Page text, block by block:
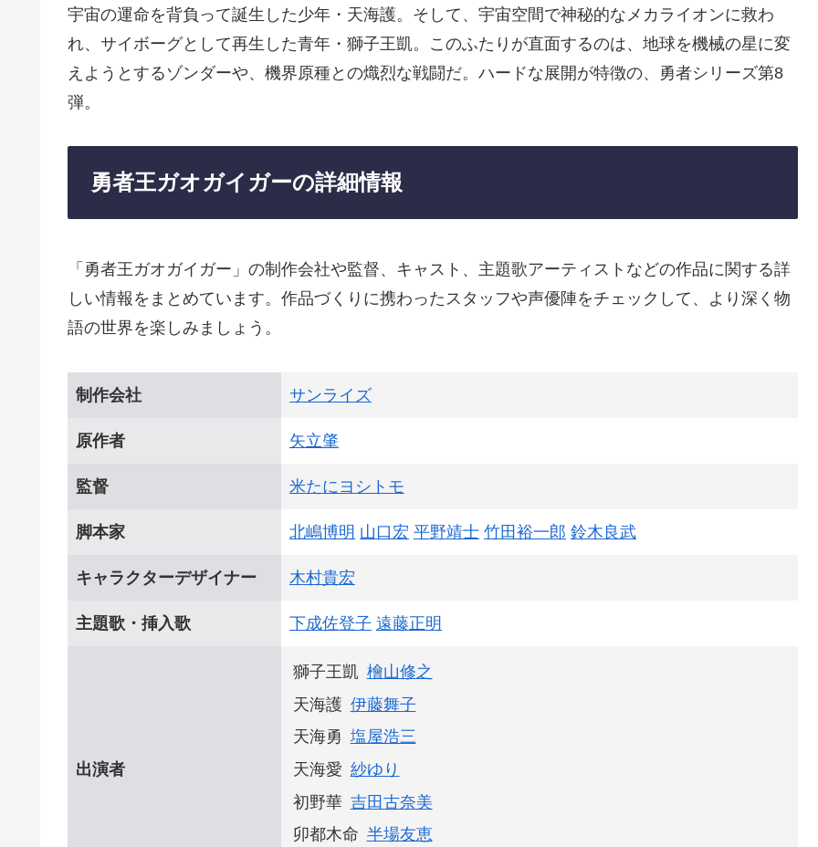
宇宙の運命を背負って誕生した少年・天海護。そして、宇宙空間で神秘的なメカライオンに救わ
れ、サイボーグとして再生した青年・獅子王凱。このふたりが直面するのは、地球を機械の星に変
えようとするゾンダーや、機界原種との熾烈な戦闘だ。ハードな展開が特徴の、勇者シリーズ第8
弾。
勇者王ガオガイガーの詳細情報
「勇者王ガオガイガー」の制作会社や監督、キャスト、主題歌アーティストなどの作品に関する詳
しい情報をまとめています。作品づくりに携わったスタッフや声優陣をチェックして、より深く物
語の世界を楽しみましょう。
制作会社 サンライズ
原作者 矢立肇
監督 米たにヨシトモ
脚本家 北嶋博明 山口宏 平野靖士 竹田裕一郎 鈴木良武
キャラクターデザイナー 木村貴宏
主題歌・挿入歌 下成佐登子 遠藤正明
出演者
獅子王凱 檜山修之
天海護 伊藤舞子
天海勇 塩屋浩三
天海愛 紗ゆり
初野華 吉田古奈美
卯都木命 半場友恵